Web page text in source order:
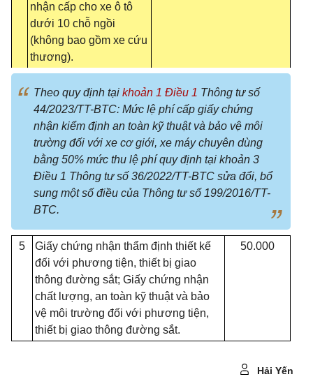
nhận cấp cho xe ô tô
dưới 10 chỗ ngồi
(không bao gồm xe cứu
thương).
Theo quy định tại khoản 1 Điều 1 Thông tư số
44/2023/TT-BTC: Mức lệ phí cấp giấy chứng
nhận kiểm định an toàn kỹ thuật và bảo vệ môi
trường đối với xe cơ giới, xe máy chuyên dùng
bằng 50% mức thu lệ phí quy định tại khoản 3
Điều 1 Thông tư số 36/2022/TT-BTC sửa đổi, bổ
sung một số điều của Thông tư số 199/2016/TT-
BTC.
5 Giấy chứng nhận thẩm định thiết kế
đối với phương tiện, thiết bị giao
thông đường sắt; Giấy chứng nhận
chất lượng, an toàn kỹ thuật và bảo
vệ môi trường đối với phương tiện,
thiết bị giao thông đường sắt.
50.000
Hải Yến